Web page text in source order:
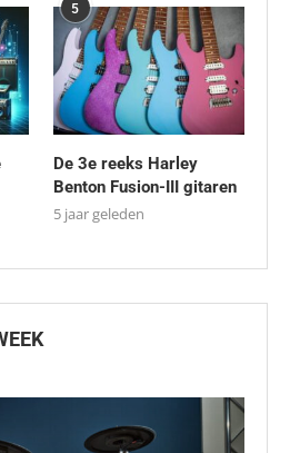
5
De 3e reeks Harley
Benton Fusion-III gitaren
5 jaar geleden